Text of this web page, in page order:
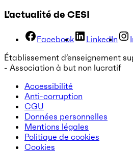
L'actualité de CESI
Facebook LinkedIn
Établissement d’enseignement
- Association à but non lucratif
Accessibilité
Anti-corruption
CGU
Données personnelles
Mentions légales
Politique de cookies
Cookies